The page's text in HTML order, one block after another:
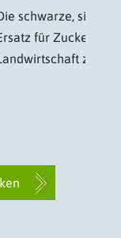
ist ein
und